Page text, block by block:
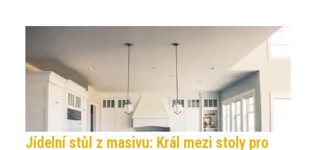
Jídelní stůl z masivu: Král mezi stoly pro